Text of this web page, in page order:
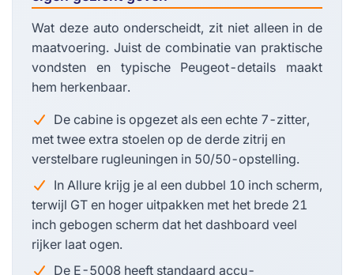
Wat deze auto onderscheidt, zit niet alleen in de
maatvoering. Juist de combinatie van praktische
vondsten en typische Peugeot-details maakt
hem herkenbaar.
De cabine is opgezet als een echte 7-zitter,
met twee extra stoelen op de derde zitrij en
verstelbare rugleuningen in 50/50-opstelling.
In Allure krijg je al een dubbel 10 inch scherm,
terwijl GT en hoger uitpakken met het brede 21
inch gebogen scherm dat het dashboard veel
rijker laat ogen.
De E-5008 heeft standaard accu-